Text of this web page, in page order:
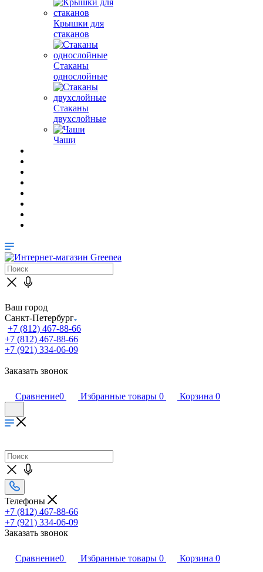
Крышки для
стаканов
Стаканы
однослойные
Стаканы
двухслойные
Чаши
Ваш город
Санкт-Петербург
+7 (812) 467-88-66
+7 (812) 467-88-66
+7 (921) 334-06-09
Заказать звонок
Сравнение0 Избранные товары 0 Корзина 0
Телефоны
+7 (812) 467-88-66
+7 (921) 334-06-09
Заказать звонок
Сравнение0 Избранные товары 0 Корзина 0